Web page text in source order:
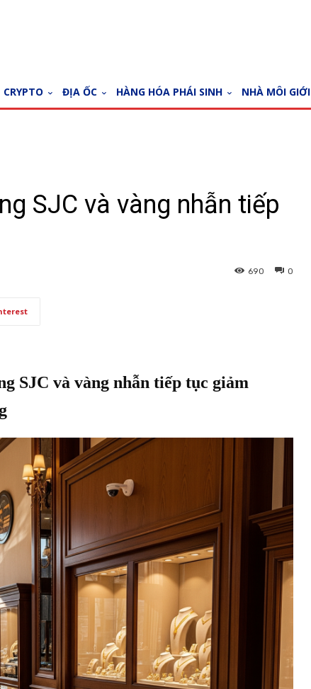
CRYPTO ĐỊA ỐC HÀNG HÓA PHÁI SINH NHÀ MÔI GIỚI
SJC và vàng nhẫn tiếp
0
690
SJC và vàng nhẫn tiếp tục giảm